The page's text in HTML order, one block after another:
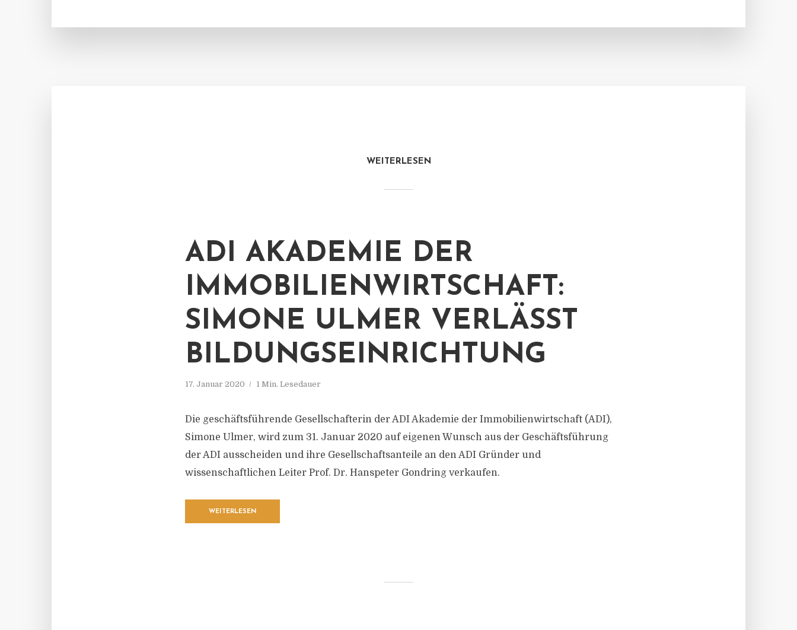
WEITERLESEN
ADI AKADEMIE DER
IMMOBILIENWIRTSCHAFT:
SIMONE ULMER VERLÄSST
BILDUNGSEINRICHTUNG
17. Januar 2020 1 Min. Lesedauer
Die geschäftsführende Gesellschafterin der ADI Akademie der Immobilienwirtschaft (ADI),
Simone Ulmer, wird zum 31. Januar 2020 auf eigenen Wunsch aus der Geschäftsführung
der ADI ausscheiden und ihre Gesellschaftsanteile an den ADI Gründer und
wissenschaftlichen Leiter Prof. Dr. Hanspeter Gondring verkaufen.
WEITERLESEN